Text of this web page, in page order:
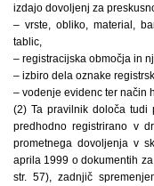
izdajo dovoljenj za
– vrste, obliko, material,
tablic,
– registracijska območja in
– izbiro dela oznake
– vodenje evidenc ter način
(2) Ta pravilnik določa tudi
predhodno registrirano v
prometnega dovoljenja v
aprila 1999 o dokumentih
str. 57), zadnjič